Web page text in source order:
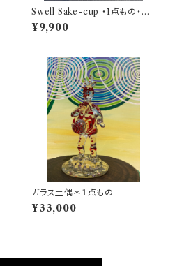
Swell Sake-cup ・1点もの・波
のように唯一無二
¥9,900
ガラス土偶＊１点もの
¥33,000